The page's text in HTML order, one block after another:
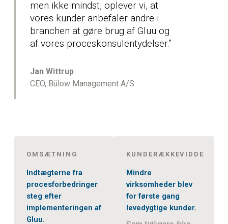
men ikke mindst, oplever vi, at
vores kunder anbefaler andre i
branchen at gøre brug af Gluu og
af vores proceskonsulentydelser.”
Jan Wittrup
CEO, Bülow Management A/S
OMSÆTNING
Indtægterne fra
procesforbedringer
steg efter
implementeringen af
Gluu.
KUNDERÆKKEVIDDE
Mindre
virksomheder blev
for første gang
levedygtige kunder.